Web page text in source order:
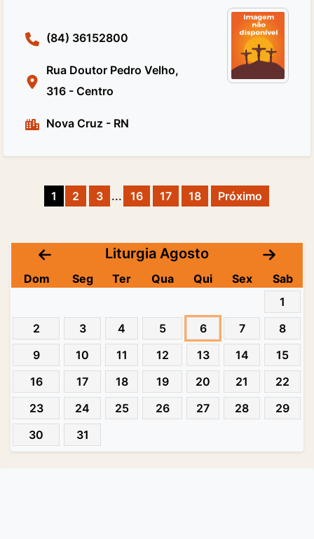
(84) 36152800
Rua Doutor Pedro Velho,
316 - Centro
Nova Cruz - RN
1 2 3 ... 16 17 18 Próximo
Liturgia Agosto
Dom Seg Ter Qua Qui Sex
Sab
1
2
3 4 5 6 7
8
9
10 11 12 13 14
15
16
17 18 19 20 21
22
23
24 25 26 27 28
29
30
31